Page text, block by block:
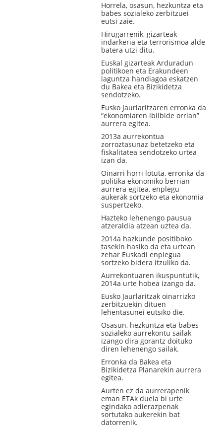
Horrela, osasun, hezkuntza eta
babes sozialeko zerbitzuei
eutsi zaie.
Hirugarrenik, gizarteak
indarkeria eta terrorismoa alde
batera utzi ditu.
Euskal gizarteak Arduradun
politikoen eta Erakundeen
laguntza handiagoa eskatzen
du Bakea eta Bizikidetza
sendotzeko.
Eusko Jaurlaritzaren erronka da
“ekonomiaren ibilbide orrian”
aurrera egitea.
2013a aurrekontua
zorroztasunaz betetzeko eta
fiskalitatea sendotzeko urtea
izan da.
Oinarri horri lotuta, erronka da
politika ekonomiko berrian
aurrera egitea, enplegu
aukerak sortzeko eta ekonomia
suspertzeko.
Hazteko lehenengo pausua
atzeraldia atzean uztea da.
2014a hazkunde positiboko
tasekin hasiko da eta urtean
zehar Euskadi enplegua
sortzeko bidera itzuliko da.
Aurrekontuaren ikuspuntutik,
2014a urte hobea izango da.
Eusko Jaurlaritzak oinarrizko
zerbitzuekin dituen
lehentasunei eutsiko die.
Osasun, hezkuntza eta babes
sozialeko aurrekontu sailak
izango dira gorantz doituko
diren lehenengo sailak.
Erronka da Bakea eta
Bizikidetza Planarekin aurrera
egitea.
Aurten ez da aurrerapenik
eman ETAk duela bi urte
egindako adierazpenak
sortutako aukerekin bat
datorrenik.